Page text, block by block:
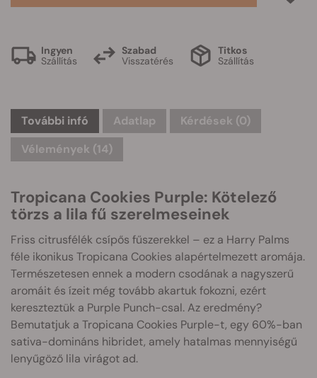
Ingyen
Szállítás
Szabad
Visszatérés
Titkos
Szállítás
További infó Adatlap Kérdések (0)
Vélemények (14)
Tropicana Cookies Purple: Kötelező
törzs a lila fű szerelmeseinek
Friss citrusfélék csípős fűszerekkel – ez a Harry Palms
féle ikonikus Tropicana Cookies alapértelmezett aromája.
Természetesen ennek a modern csodának a nagyszerű
aromáit és ízeit még tovább akartuk fokozni, ezért
kereszteztük a Purple Punch-csal. Az eredmény?
Bemutatjuk a Tropicana Cookies Purple-t, egy 60%-ban
sativa-domináns hibridet, amely hatalmas mennyiségű
lenyűgöző lila virágot ad.